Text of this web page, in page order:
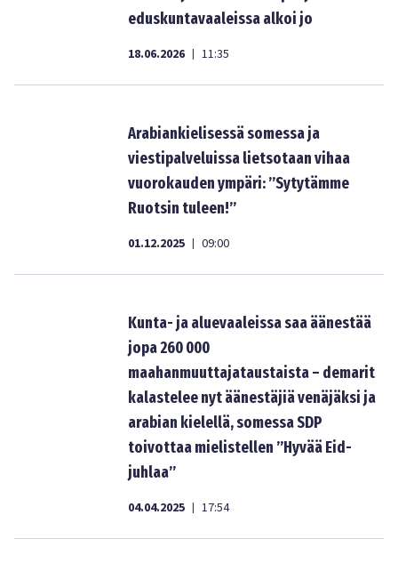
eduskuntavaaleissa alkoi jo
18.06.2026 | 11:35
Arabiankielisessä somessa ja
viestipalveluissa lietsotaan vihaa
vuorokauden ympäri: ”Sytytämme
Ruotsin tuleen!”
01.12.2025 | 09:00
Kunta- ja aluevaaleissa saa äänestää
jopa 260 000
maahanmuuttajataustaista – demarit
kalastelee nyt äänestäjiä venäjäksi ja
arabian kielellä, somessa SDP
toivottaa mielistellen ”Hyvää Eid-
juhlaa”
04.04.2025 | 17:54